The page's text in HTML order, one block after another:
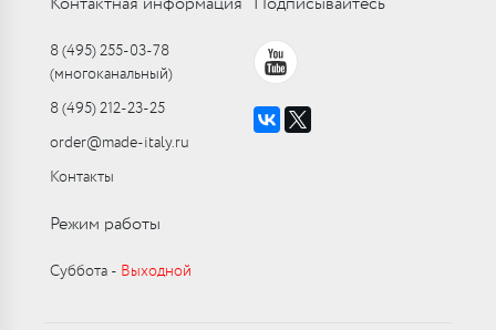
8 (495) 255-03-78
(многоканальный)
8 (495) 212-23-25
order@made-italy.ru
Контакты
Режим работы
Суббота ‑ Выходной